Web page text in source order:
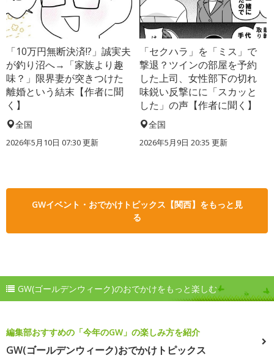
「10万円無断決済!?」誠実夫
が釣り沼へ→「家族より趣
味？」限界妻が突きつけた
離婚という結末【作者に聞
く】
全国
2026年5月10日 07:30 更新
「セクハラ」を「ミス」で
撃退？ツインの部屋を予約
した上司、女性部下の切れ
味鋭い反撃にに「スカッと
した」の声【作者に聞く】
全国
2026年5月9日 20:35 更新
GWイベント・おでかけトピックス【関西】をもっと見
る
GW(ゴールデンウィーク)のおでかけをもっと楽しむ
編集部おすすめの「今年のGW」の楽しみ方を紹介
GW(ゴールデンウィーク)おでかけトピックス